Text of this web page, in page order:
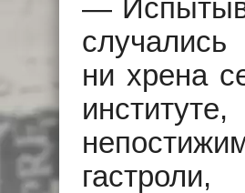
—
ни хрена